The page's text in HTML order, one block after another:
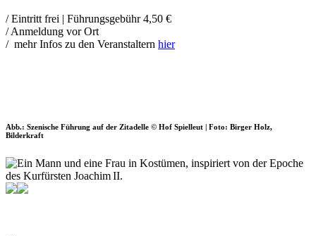
/ Eintritt frei | Führungsgebühr 4,50 €
/ Anmeldung vor Ort
/ mehr Infos zu den Veranstaltern hier
Abb.: Szenische Führung auf der Zitadelle © Hof Spielleut | Foto: Birger Holz,
Bilderkraft